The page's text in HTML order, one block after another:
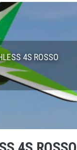
4S ROSSO